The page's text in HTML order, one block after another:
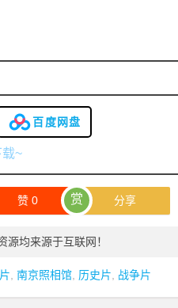
百度网盘
~
赞 0 赏 分享
源均来源于互联网！
南京照相馆 历史片 战争片